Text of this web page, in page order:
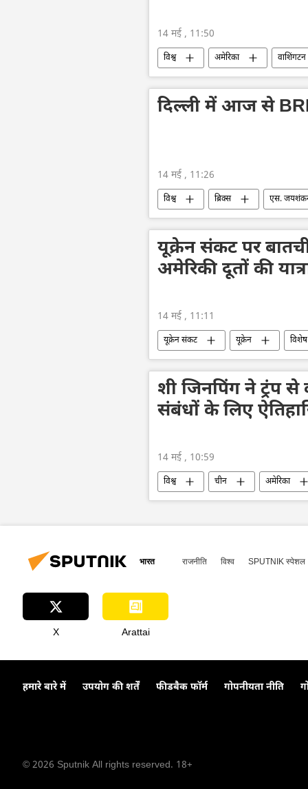
14 मई , 11:50
विश्व अमेरिका वाशिंगटन
चीन
शी जिनपिंग
मौत
तेल तेल उत्पादन
दिल्ली में आज से
14 मई , 11:26
विश्व ब्रिक्स एस.
यूक्रेन संकट पर
अमेरिकी दूतों की
14 मई , 11:11
यूक्रेन संकट यूक्रेन
शी जिनपिंग ने ट्रंप
संबंधों के लिए
14 मई , 10:59
विश्व चीन अमेरिका
भारत राजनीति विश्व SPUTNIK स्पेशल
X Arattai
हमारे बारे में उपयोग की शर्तें फीडबैक फॉर्म गोपनीयता नीति
© 2026 Sputnik All rights reserved. 18+